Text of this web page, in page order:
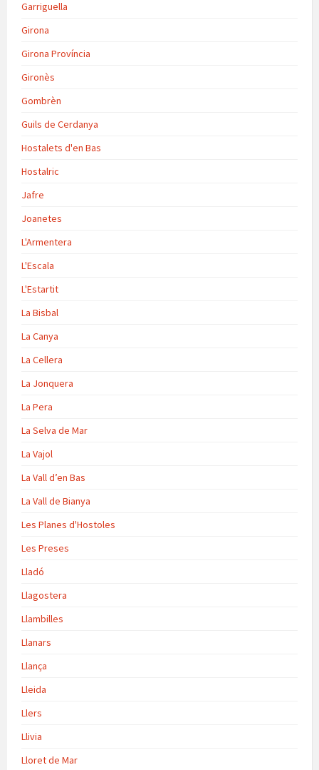
Garriguella
Girona
Girona Província
Gironès
Gombrèn
Guils de Cerdanya
Hostalets d'en Bas
Hostalric
Jafre
Joanetes
L'Armentera
L'Escala
L'Estartit
La Bisbal
La Canya
La Cellera
La Jonquera
La Pera
La Selva de Mar
La Vajol
La Vall d’en Bas
La Vall de Bianya
Les Planes d'Hostoles
Les Preses
Lladó
Llagostera
Llambilles
Llanars
Llança
Lleida
Llers
Llivia
Lloret de Mar